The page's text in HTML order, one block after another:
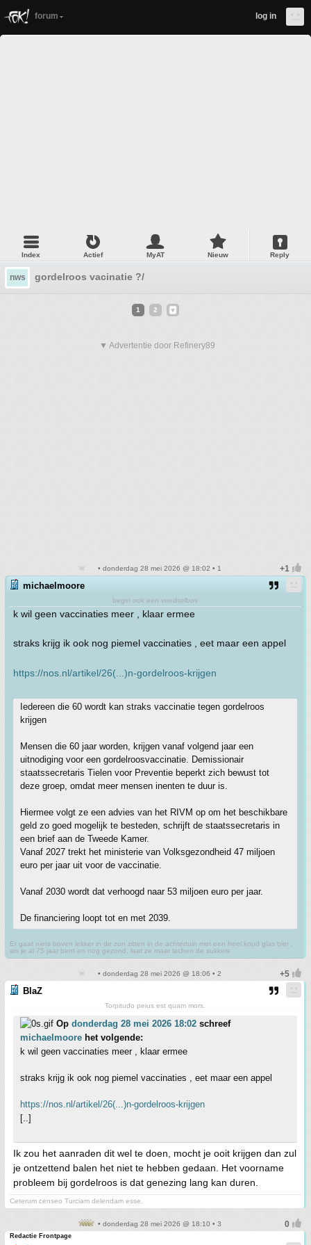
forum log in
Index Actief MyAT Nieuw Reply
nws gordelroos vacinatie ?/
1 2
▼ Advertentie door Refinery89
• donderdag 28 mei 2026 @ 18:02 • 1
michaelmoore
begin ook een voedselbos
k wil geen vaccinaties meer , klaar ermee
straks krijg ik ook nog piemel vaccinaties , eet maar een appel
https://nos.nl/artikel/26(...)n-gordelroos-krijgen
Iedereen die 60 wordt kan straks vaccinatie tegen gordelroos
krijgen
Mensen die 60 jaar worden, krijgen vanaf volgend jaar een
uitnodiging voor een gordelroosvaccinatie. Demissionair
staatssecretaris Tielen voor Preventie beperkt zich bewust tot
deze groep, omdat meer mensen inenten te duur is.
Hiermee volgt ze een advies van het RIVM op om het beschikbare
geld zo goed mogelijk te besteden, schrijft de staatssecretaris in
een brief aan de Tweede Kamer.
Vanaf 2027 trekt het ministerie van Volksgezondheid 47 miljoen
euro per jaar uit voor de vaccinatie.
Vanaf 2030 wordt dat verhoogd naar 53 miljoen euro per jaar.
De financiering loopt tot en met 2039.
Er gaat niets boven lekker in de zon zitten in de achtertuin met een heel koud glas bier ,
als je al 75 jaar bent en nog gezond, laat ze maar lachen de sukkels
• donderdag 28 mei 2026 @ 18:06 • 2
BlaZ
Torpitudo peius est quam mors.
Op donderdag 28 mei 2026 18:02 schreef
michaelmoore het volgende:
k wil geen vaccinaties meer , klaar ermee
straks krijg ik ook nog piemel vaccinaties , eet maar een appel
https://nos.nl/artikel/26(...)n-gordelroos-krijgen
[..]
Ik zou het aanraden dit wel te doen, mocht je ooit krijgen dan zul
je ontzettend balen het niet te hebben gedaan. Het voorname
probleem bij gordelroos is dat genezing lang kan duren.
Ceterum censeo Turciam delendam esse.
• donderdag 28 mei 2026 @ 18:10 • 3
Redactie Frontpage